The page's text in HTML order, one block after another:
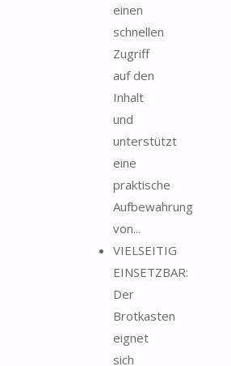
einen
schnellen
Zugriff
auf den
Inhalt
und
unterstützt
eine
praktische
Aufbewahrung
von...
VIELSEITIG
EINSETZBAR:
Der
Brotkasten
eignet
sich